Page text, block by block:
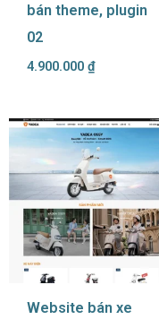
bán theme, plugin
02
4.900.000 ₫
Website bán xe